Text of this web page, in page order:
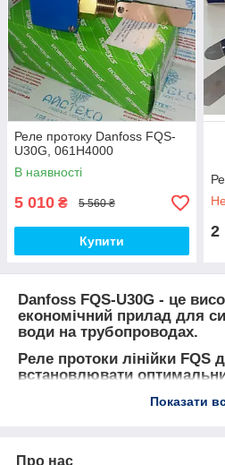
Реле протоку Danfoss FQS-
U30G, 061H4000
В наявності
5 010 ₴ 5 560 ₴
Купити
2
Danfoss FQS-U30G - це
економічний прилад для
води на трубопроводах.
Реле протоки лінійки FQS
встановлювати
лінійки FQS ідеально
рідинами.
Показати
Про нас